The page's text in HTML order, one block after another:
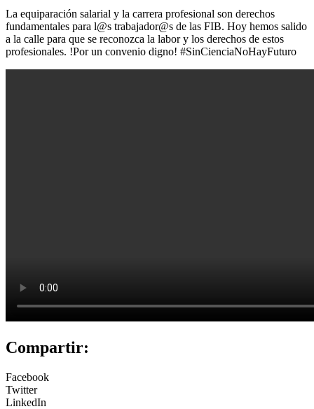
La equiparación salarial y la carrera profesional son derechos
fundamentales para l@s trabajador@s de las FIB. Hoy hemos salido
a la calle para que se reconozca la labor y los derechos de estos
profesionales. !Por un convenio digno! #SinCienciaNoHayFuturo
Compartir:
Facebook
Twitter
LinkedIn